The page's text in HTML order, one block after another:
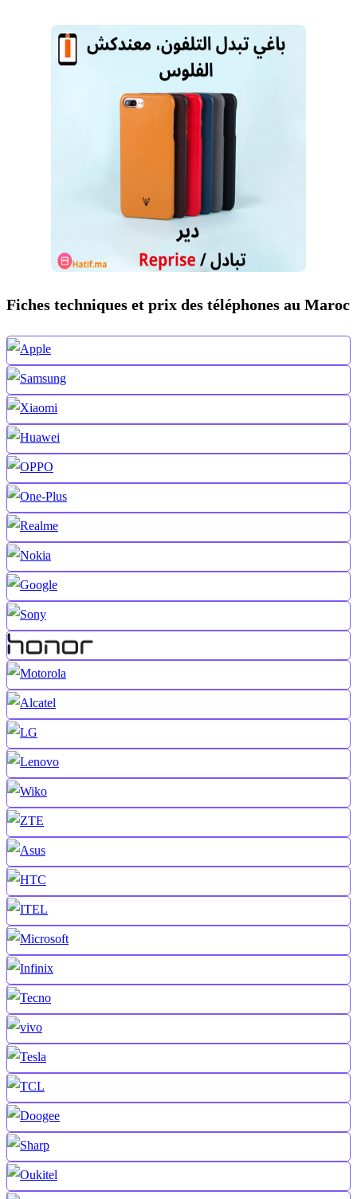
Fiches techniques et prix des téléphones au Maroc